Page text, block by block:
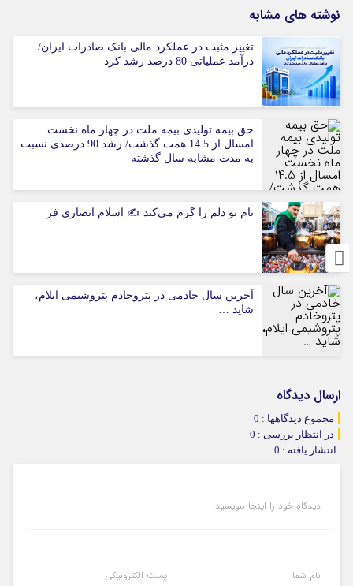
نوشته های مشابه
تغییر مثبت در عملکرد مالی بانک صادرات ایران/
درآمد عملیاتی 80 درصد رشد کرد
حق بیمه تولیدی بیمه ملت در چهار ماه نخست
امسال از 14.5 همت گذشت/ رشد 90 درصدی نسبت
به مدت مشابه سال گذشته
نام تو دلم را گرم می‌کند ✍️ اسلام انصاری فر
آخرین سال خادمی در پتروخادم پتروشیمی ایلام،
شاید …
ارسال دیدگاه
مجموع دیدگاهها : 0
در انتظار بررسی : 0
انتشار یافته : 0
دیدگاه خود را اینجا بنویسید
نام شما پست الکترونیکی